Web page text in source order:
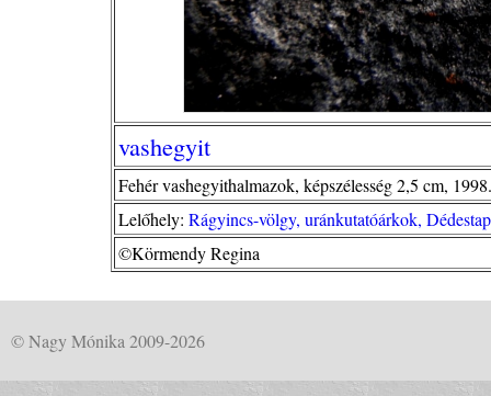
vashegyit
Fehér vashegyithalmazok, képszélesség 2,5 cm,
Lelőhely: Rágyincs-völgy, uránkutatóárkok,
©Körmendy Regina
© Nagy Mónika 2009-2026